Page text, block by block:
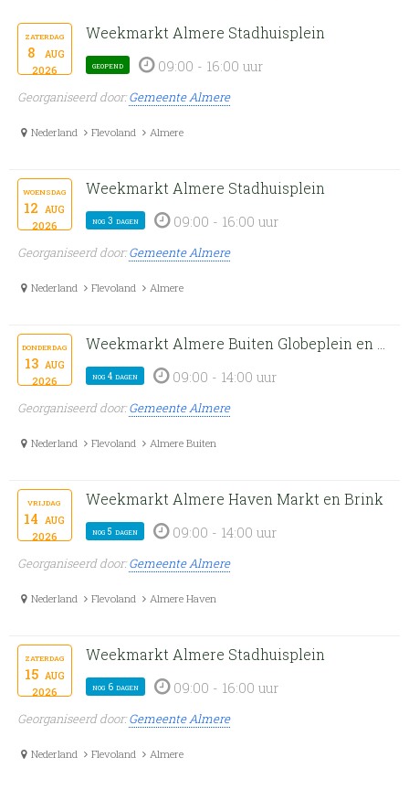
zaterdag
8 aug
2026
Weekmarkt Almere Stadhuisplein
geopend 09:00 - 16:00 uur
Georganiseerd door:Gemeente Almere
Nederland Flevoland Almere
woensdag
12 aug
2026
Weekmarkt Almere Stadhuisplein
nog 3 dagen 09:00 - 16:00 uur
Georganiseerd door:Gemeente Almere
Nederland Flevoland Almere
donderdag
13 aug
2026 nog 4 dagen 09:00 - 14:00 uur
Georganiseerd door:Gemeente Almere
Nederland Flevoland Almere Buiten
vrijdag
14 aug
2026
Weekmarkt Almere Haven Markt en Brink
nog 5 dagen 09:00 - 14:00 uur
Georganiseerd door:Gemeente Almere
Nederland Flevoland Almere Haven
zaterdag
15 aug
2026
Weekmarkt Almere Stadhuisplein
nog 6 dagen 09:00 - 16:00 uur
Georganiseerd door:Gemeente Almere
Nederland Flevoland Almere